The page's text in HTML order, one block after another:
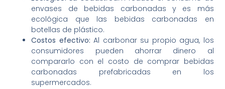
envases de bebidas carbonadas y es más
ecológica que las bebidas carbonadas en
botellas de plástico.
Costos efectivo: Al carbonar su propio agua, los
consumidores pueden ahorrar dinero al
compararlo con el costo de comprar bebidas
carbonadas prefabricadas en los
supermercados.